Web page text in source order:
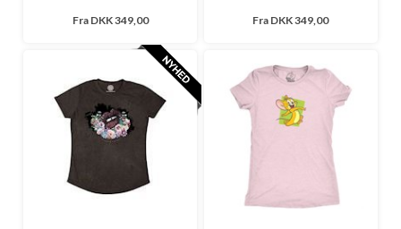
Fra DKK 349,00 Fra DKK 349,00